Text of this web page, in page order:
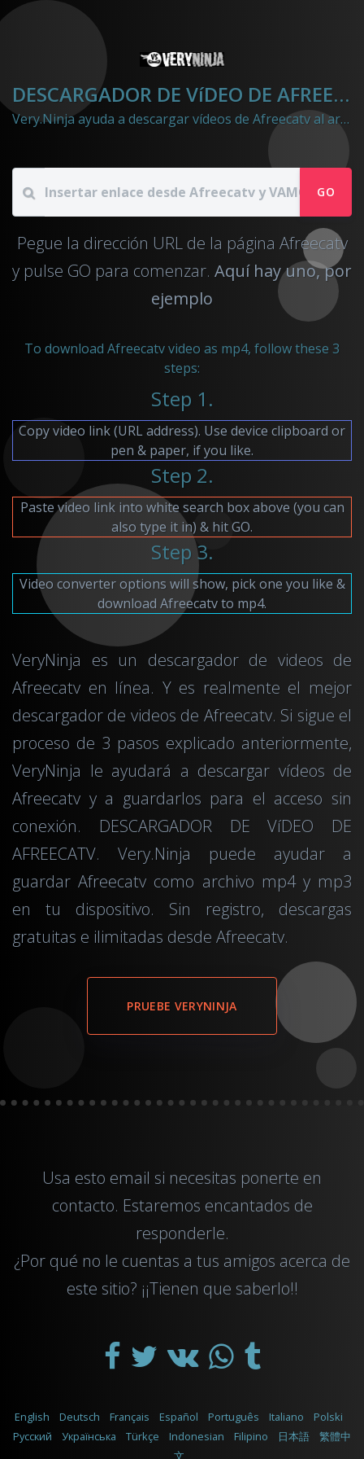
DESCARGADOR DE VíDEO DE AFREECATV
Very.Ninja ayuda a descargar vídeos de Afreecatv al archivo mp4
GO
Pegue la dirección URL de la página Afreecatv
y pulse GO para comenzar. Aquí hay uno, por
ejemplo
To download Afreecatv video as mp4, follow these 3
steps:
Step 1.
Copy video link (URL address). Use device clipboard or
pen & paper, if you like.
Step 2.
Paste video link into white search box above (you can
also type it in) & hit GO.
Step 3.
Video converter options will show, pick one you like &
download Afreecatv to mp4.
VeryNinja es un descargador de videos de
Afreecatv en línea. Y es realmente el mejor
descargador de videos de Afreecatv. Si sigue el
proceso de 3 pasos explicado anteriormente,
VeryNinja le ayudará a descargar vídeos de
Afreecatv y a guardarlos para el acceso sin
conexión. DESCARGADOR DE VíDEO DE
AFREECATV. Very.Ninja puede ayudar a
guardar Afreecatv como archivo mp4 y mp3
en tu dispositivo. Sin registro, descargas
gratuitas e ilimitadas desde Afreecatv.
PRUEBE VERYNINJA
Usa esto email si necesitas ponerte en
contacto. Estaremos encantados de
responderle.
¿Por qué no le cuentas a tus amigos acerca de
este sitio? ¡¡Tienen que saberlo!!
English Deutsch Français Español Português Italiano
Polski
Русский
Українська Türkçe Indonesian Filipino 日本語
繁體中
文